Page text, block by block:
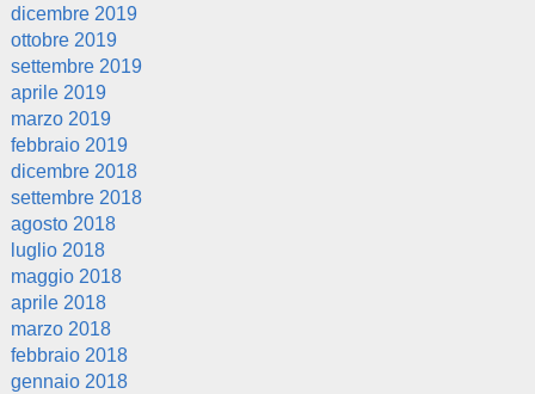
dicembre 2019
ottobre 2019
settembre 2019
aprile 2019
marzo 2019
febbraio 2019
dicembre 2018
settembre 2018
agosto 2018
luglio 2018
maggio 2018
aprile 2018
marzo 2018
febbraio 2018
gennaio 2018